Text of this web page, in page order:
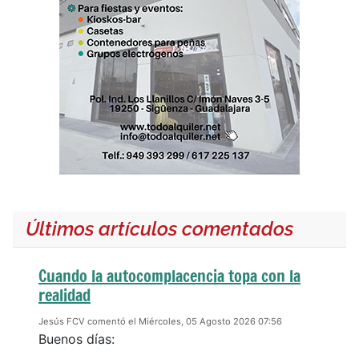
Últimos artículos comentados
Cuando la autocomplacencia topa con la
realidad
Jesús FCV comentó el Miércoles, 05 Agosto 2026 07:56
Buenos días: